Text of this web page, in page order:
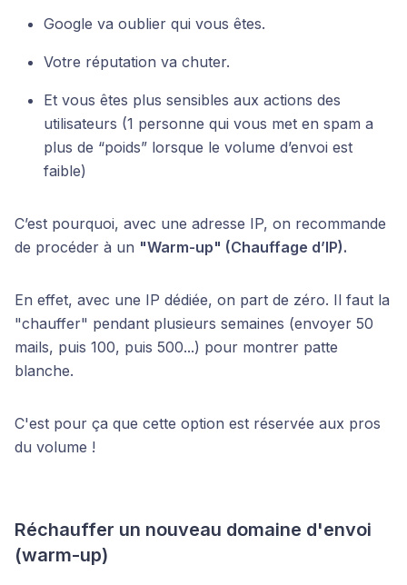
Google va oublier qui vous êtes.
Votre réputation va chuter.
Et vous êtes plus sensibles aux actions des
utilisateurs (1 personne qui vous met en spam a
plus de “poids” lorsque le volume d’envoi est
faible)
C’est pourquoi, avec une adresse IP, on recommande
de procéder à un "Warm-up" (Chauffage d’IP).
En effet, avec une IP dédiée, on part de zéro. Il faut la
"chauffer" pendant plusieurs semaines (envoyer 50
mails, puis 100, puis 500...) pour montrer patte
blanche.
C'est pour ça que cette option est réservée aux pros
du volume !
Réchauffer un nouveau domaine d'envoi
(warm-up)